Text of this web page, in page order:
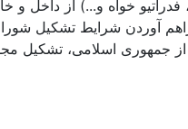
خواه و...) از داخل
آوردن شرایط تشکیل
از جمهوری اسلامی،